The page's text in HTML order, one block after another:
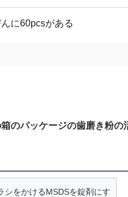
に60pcsがある
のパッケージの歯磨き粉の
シをかけるMSDSを錠剤にす